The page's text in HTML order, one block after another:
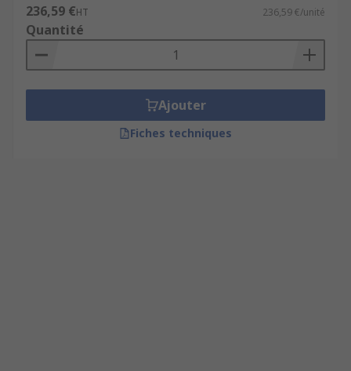
236,59 €HT 236,59 €/unité
Quantité
Ajouter
Fiches techniques